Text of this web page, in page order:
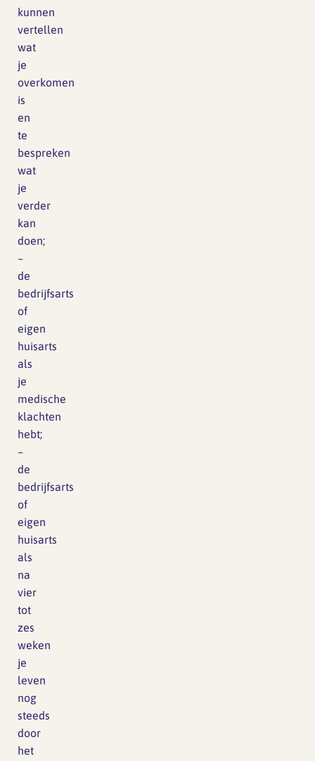
kunnen
vertellen
wat
je
overkomen
is
en
te
bespreken
wat
je
verder
kan
doen;
–
de
bedrijfsarts
of
eigen
huisarts
als
je
medische
klachten
hebt;
–
de
bedrijfsarts
of
eigen
huisarts
als
na
vier
tot
zes
weken
je
leven
nog
steeds
door
het